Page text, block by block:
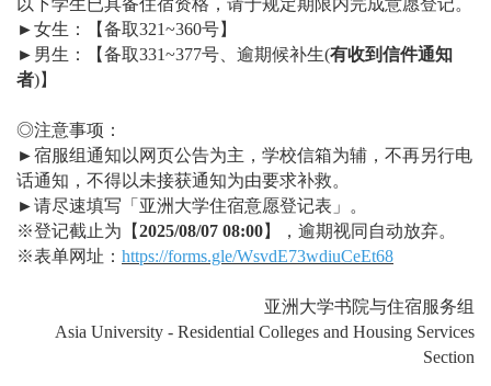
►女生：【备取321~360号】
► 男生：【备取331~377号、逾期候补生(有收到信件通知
者)】
◎注意事项：
►宿服组通知以网页公告为主，学校信箱为辅，不再另行电
话通知，不得以未接获通知为由要求补救。
►请尽速填写「亚洲大学住宿意愿登记表」。
※登记截止为【2025/08/07 08:00】，逾期视同自动放弃。
※表单网址： https://forms.gle/WsvdE73wdiuCeEt68
亚洲大学书院与住宿服务组
Asia University - Residential Colleges and Housing Services
Section